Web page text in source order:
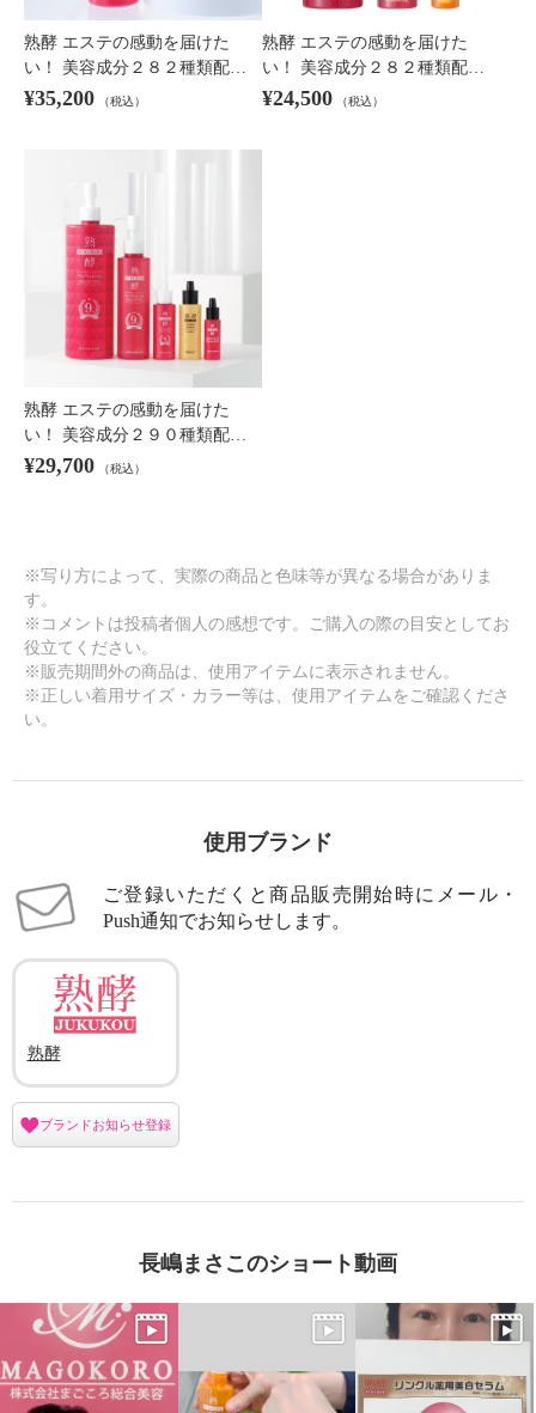
熟酵 エステの感動を届けた
い！ 美容成分２８２種類配…
¥35,200 （税込）
熟酵 エステの感動を届けた
い！ 美容成分２８２種類配…
¥24,500 （税込）
熟酵 エステの感動を届けた
い！ 美容成分２９０種類配…
¥29,700 （税込）
※写り方によって、実際の商品と色味等が異なる場合がありま
す。
※コメントは投稿者個人の感想です。ご購入の際の目安としてお
役立てください。
※販売期間外の商品は、使用アイテムに表示されません。
※正しい着用サイズ・カラー等は、使用アイテムをご確認くださ
い。
使用ブランド
ご登録いただくと商品販売開始時にメール・
Push通知でお知らせします。
熟酵
ブランドお知らせ登録
長嶋まさこのショート動画